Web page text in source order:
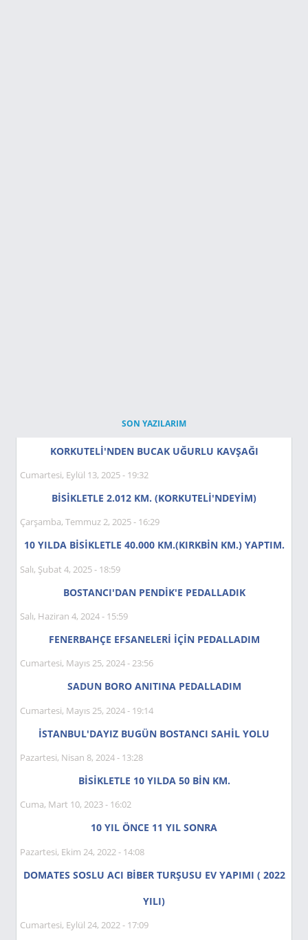
SON YAZILARIM
KORKUTELİ'NDEN BUCAK UĞURLU KAVŞAĞI
Cumartesi, Eylül 13, 2025 - 19:32
BİSİKLETLE 2.012 KM. (KORKUTELİ'NDEYIM)
Çarşamba, Temmuz 2, 2025 - 16:29
10 YILDA BİSİKLETLE 40.000 KM.(KIRKBİN KM.) YAPTIM.
Salı, Şubat 4, 2025 - 18:59
BOSTANCI'DAN PENDİK'E PEDALLADIK
Salı, Haziran 4, 2024 - 15:59
FENERBAHÇE EFSANELERİ İÇİN PEDALLADIM
Cumartesi, Mayıs 25, 2024 - 23:56
SADUN BORO ANITINA PEDALLADIM
Cumartesi, Mayıs 25, 2024 - 19:14
İSTANBUL'DAYIZ BUGÜN BOSTANCI SAHİL YOLU
Pazartesi, Nisan 8, 2024 - 13:28
BİSİKLETLE 10 YILDA 50 BİN KM.
Cuma, Mart 10, 2023 - 16:02
10 YIL ÖNCE 11 YIL SONRA
Pazartesi, Ekim 24, 2022 - 14:08
DOMATES SOSLU ACI BİBER TURŞUSU EV YAPIMI ( 2022
YILI)
Cumartesi, Eylül 24, 2022 - 17:09